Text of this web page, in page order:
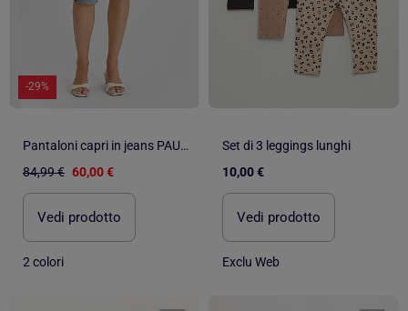
-29%
Pantaloni capri in jeans PAULINA
84,99 € 60,00 €
Vedi prodotto
2 colori
Set di 3 leggings lunghi
10,00 €
Vedi prodotto
Exclu Web